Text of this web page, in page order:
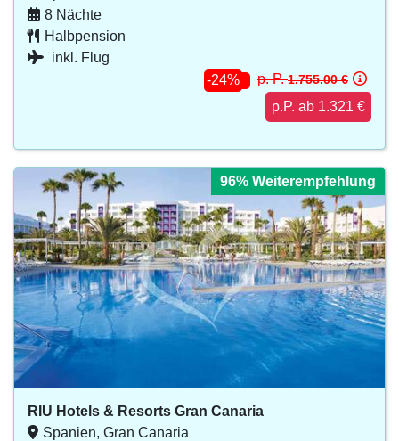
8 Nächte
Halbpension
inkl. Flug
-24%
p. P.1.755.00 €
p.P. ab 1.321 €
96% Weiterempfehlung
96% Weiterempfehlung
96% Weiterempfehlung
96% Weiterempfehlung
96% Weiterempfehlung
RIU Hotels & Resorts Gran Canaria
Spanien, Gran Canaria